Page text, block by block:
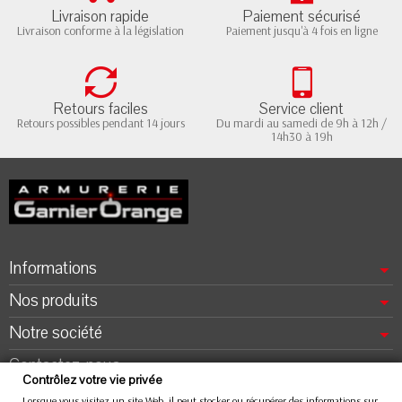
Aujourd'hui, le calibre 7.65 mm est principalement
utilisé pour le tir sportif, notamment pour les
compétitions de tir de précision.
Livraison rapide
Livraison conforme à la législation
Paiement sécurisé
Paiement jusqu'à 4 fois en ligne
Retours faciles
Retours possibles pendant 14 jours
Service client
Du mardi au samedi de 9h à 12h /
14h30 à 19h
Informations
Nos produits
Notre société
Contactez-nous
Contrôlez votre vie privée